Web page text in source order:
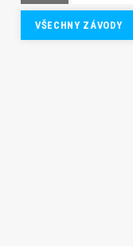
VŠECHNY ZÁVODY